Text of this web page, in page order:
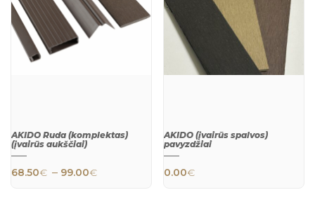
AKIDO Ruda (komplektas)
(įvairūs aukščiai)
68.50€ – 99.00€ Price range: 68.50€ through 99.00€
AKIDO (įvairūs spalvos)
pavyzdžiai
0.00€